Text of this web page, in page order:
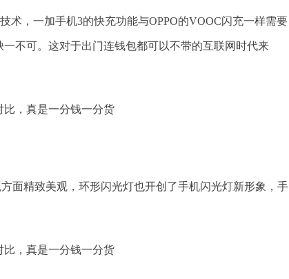
术，一加手机3的快充功能与OPPO的VOOC闪充一样需要
不可。这对于出门连钱包都可以不带的互联网时代来
面精致美观，环形闪光灯也开创了手机闪光灯新形象，手